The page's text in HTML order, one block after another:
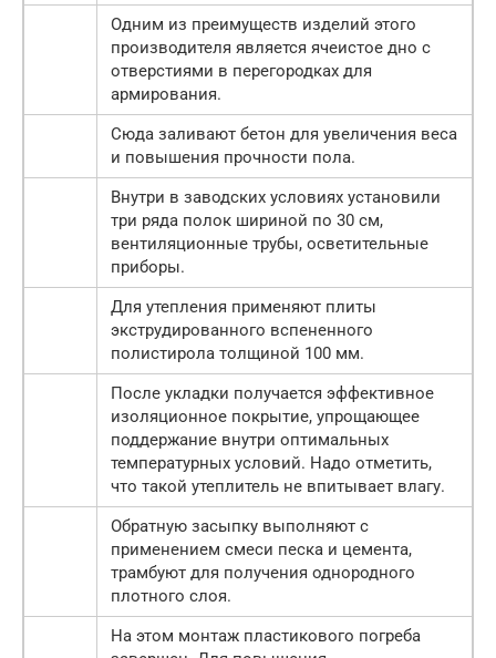
Одним из преимуществ изделий этого
производителя является ячеистое дно с
отверстиями в перегородках для
армирования.
Сюда заливают бетон для увеличения веса
и повышения прочности пола.
Внутри в заводских условиях установили
три ряда полок шириной по 30 см,
вентиляционные трубы, осветительные
приборы.
Для утепления применяют плиты
экструдированного вспененного
полистирола толщиной 100 мм.
После укладки получается эффективное
изоляционное покрытие, упрощающее
поддержание внутри оптимальных
температурных условий. Надо отметить,
что такой утеплитель не впитывает влагу.
Обратную засыпку выполняют с
применением смеси песка и цемента,
трамбуют для получения однородного
плотного слоя.
На этом монтаж пластикового погреба